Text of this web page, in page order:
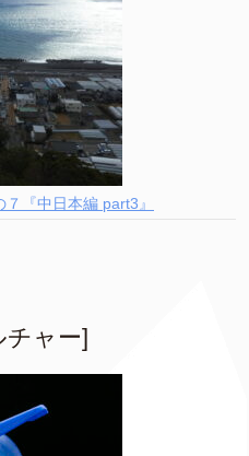
『中日本編 part3』
チャー]